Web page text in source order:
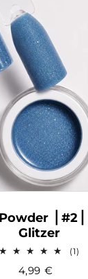
⎥ #2⎥
Glitzer
(1)
4,99 €